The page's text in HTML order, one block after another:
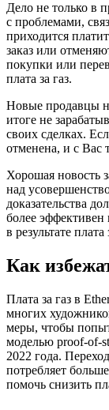
Дело не только в
с проблемами,
приходится
заказ или
покупки или
плата за газ.
Новые продавцы
итоге не
своих сделках.
отменена, и с Вас
Хорошая новость
над
доказательства
более эффективен
в результате
Как
Плата за газ в
многих
меры, чтобы
моделью proof-of-
2022 года.
потребляет
помочь снизить